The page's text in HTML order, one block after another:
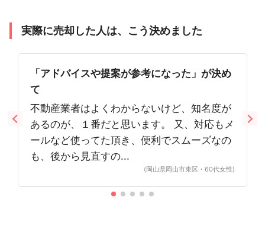
実際に売却した人は、こう決めました
「アドバイスや提案が参考になった」が決め
て
不動産業者はよくわからないけど、知名度が
あるのが、１番だと思います。 又、対応もメ
ールなど使ってた頂き、便利でスムーズなの
も、後から見直すの...
(岡山県岡山市東区・60代女性)